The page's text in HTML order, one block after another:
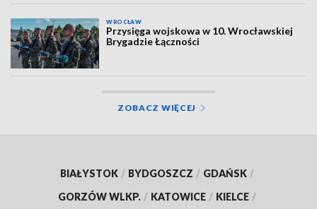
WROCŁAW
Przysięga wojskowa w 10. Wrocławskiej
Brygadzie Łączności
ZOBACZ WIĘCEJ
BIAŁYSTOK / BYDGOSZCZ / GDAŃSK /
GORZÓW WLKP. / KATOWICE / KIELCE /